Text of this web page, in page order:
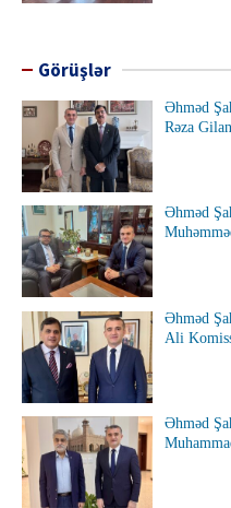
Görüşlər
Əhməd
Rəza
Əhməd
Əhməd
Ali
Əhməd